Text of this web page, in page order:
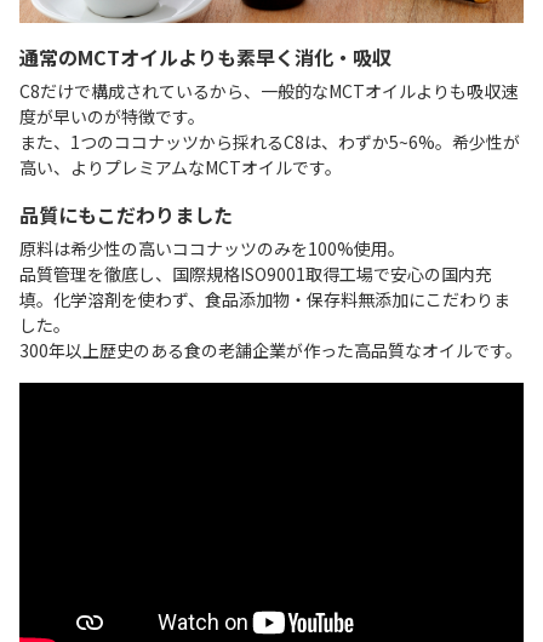
通常のMCTオイルよりも素早く消化・吸収
C8だけで構成されているから、一般的なMCTオイルよりも吸収速
度が早いのが特徴です。
また、1つのココナッツから採れるC8は、わずか5~6%。希少性が
高い、よりプレミアムなMCTオイルです。
品質にもこだわりました
原料は希少性の高いココナッツのみを100%使用。
品質管理を徹底し、国際規格ISO9001取得工場で安心の国内充
填。化学溶剤を使わず、食品添加物・保存料無添加にこだわりま
した。
300年以上歴史のある食の老舗企業が作った高品質なオイルです。